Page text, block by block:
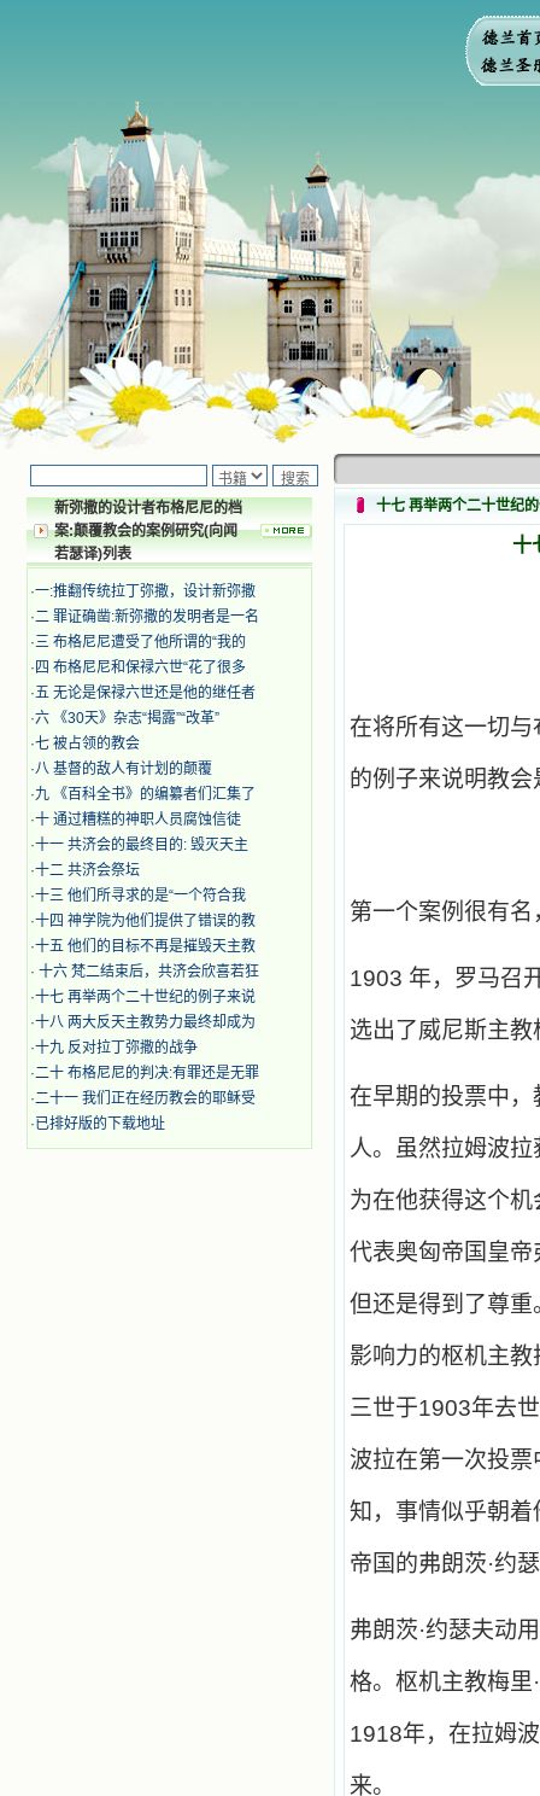
新弥撒的设计者布格尼尼的档
案:颠覆教会的案例研究(向闻
若瑟译)列表
·一:推翻传统拉丁弥撒，设计新弥撒
·二 罪证确凿:新弥撒的发明者是一名
·三 布格尼尼遭受了他所谓的“我的
· 四 布格尼尼和保禄六世“花了很多
·五 无论是保禄六世还是他的继任者
·六 《30天》杂志“揭露”“改革”
·七 被占领的教会
·八 基督的敌人有计划的颠覆
·九 《百科全书》的编纂者们汇集了
·十 通过糟糕的神职人员腐蚀信徒
·十一 共济会的最终目的: 毁灭天主
·十二 共济会祭坛
·十三 他们所寻求的是“一个符合我
·十四 神学院为他们提供了错误的教
·十五 他们的目标不再是摧毁天主教
· 十六 梵二结束后，共济会欣喜若狂
·十七 再举两个二十世纪的例子来说
·十八 两大反天主教势力最终却成为
·十九 反对拉丁弥撒的战争
·二十 布格尼尼的判决:有罪还是无罪
·二十一 我们正在经历教会的耶稣受
·已排好版的下载地址
十七 再举两个二十世纪
十
在将所有这一切
的例子来说明教
第一个案例很有
1903 年，罗马召
选出了威尼斯主教
在早期的投票中，
人。虽然拉姆波
为在他获得这个
代表奥匈帝国皇帝
但还是得到了尊重
影响力的枢机主
三世于1903年去
波拉在第一次投
知，事情似乎朝
帝国的弗朗茨·约
弗朗茨·约瑟夫动
格。枢机主教梅里
1918年，在拉姆
来。